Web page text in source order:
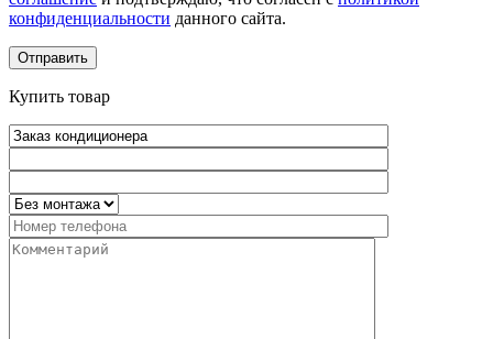
конфиденциальности данного сайта.
Купить товар